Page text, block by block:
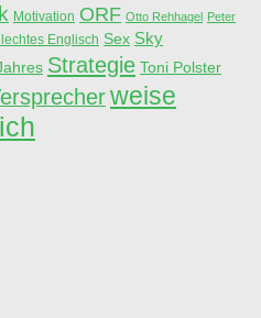
Motivation ORF Otto Rehhagel Peter
Englisch Sex Sky
Strategie Toni Polster
weise